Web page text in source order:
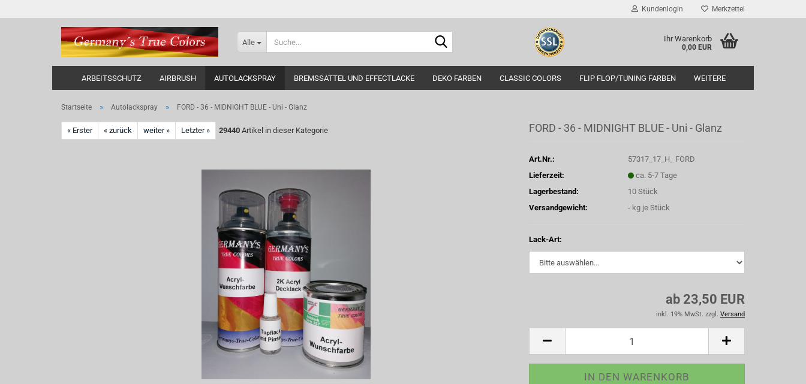
Kundenlogin Merkzettel
Alle Ihr Warenkorb
0,00 EUR
ARBEITSSCHUTZ AIRBRUSH AUTOLACKSPRAY BREMSSATTEL UND EFFECTLACKE DEKO FARBEN CLASSIC COLORS FLIP FLOP/TUNING FARBEN WEITERE
Startseite » Autolackspray » FORD - 36 - MIDNIGHT BLUE - Uni - Glanz
« Erster « zurück weiter » Letzter » 29440 Artikel in dieser Kategorie FORD - 36 - MIDNIGHT BLUE - Uni - Glanz
Art.Nr.:
57317_17_H_ FORD
Lieferzeit:
ca. 5-7 Tage
Lagerbestand:
10 Stück
Versandgewicht:
- kg je Stück
Lack-Art:
ab 23,50 EUR
inkl. 19% MwSt. zzgl. Versand